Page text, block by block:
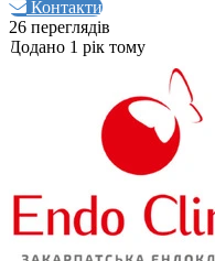
Контакти
26 переглядів
Додано 1 рік тому